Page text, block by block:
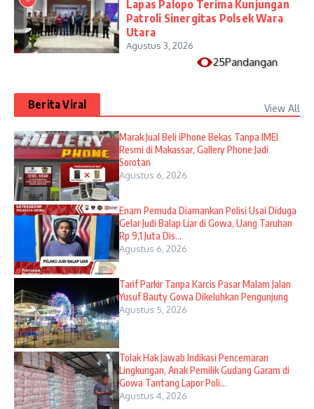
Lapas Palopo Terima Kunjungan
Patroli Sinergitas Polsek Wara
Utara
Agustus 3, 2026
25Pandangan
Berita Viral View All
​Marak Jual Beli iPhone Bekas Tanpa IMEI
Resmi di Makassar, Gallery Phone Jadi
Sorotan
Agustus 6, 2026
Enam Pemuda Diamankan Polisi Usai Diduga
Gelar Judi Balap Liar di Gowa, Uang Taruhan
Rp 9,1 Juta Dis...
Agustus 6, 2026
Tarif Parkir Tanpa Karcis Pasar Malam Jalan
Yusuf Bauty Gowa Dikeluhkan Pengunjung
Agustus 5, 2026
Tolak Hak Jawab Indikasi Pencemaran
Lingkungan, Anak Pemilik Gudang Garam di
Gowa Tantang Lapor Poli...
Agustus 4, 2026